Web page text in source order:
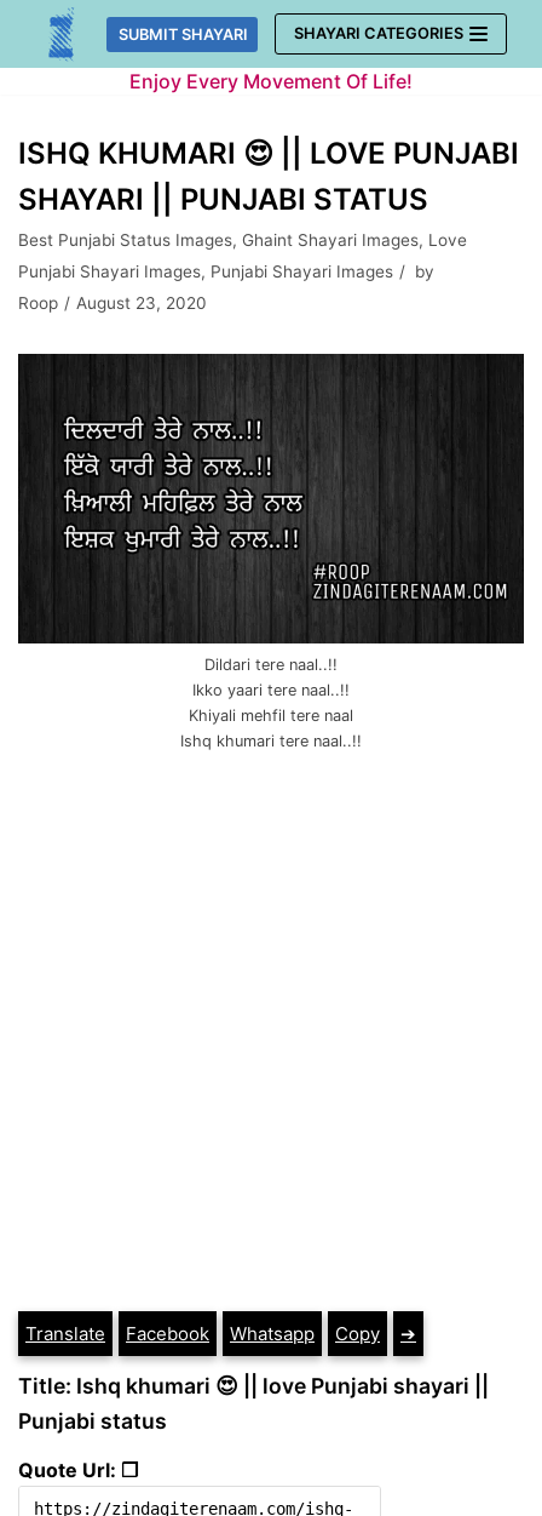
Skip
SUBMIT SHAYARI SHAYARI CATEGORIES
Enjoy Every Movement Of Life!
ISHQ KHUMARI 😍 || LOVE PUNJABI
SHAYARI || PUNJABI STATUS
Best Punjabi Status Images, Ghaint Shayari Images, Love
Punjabi Shayari Images, Punjabi Shayari Images
by
Roop
August 23, 2020
Dildari tere naal..!!
Ikko yaari tere naal..!!
Khiyali mehfil tere naal
Ishq khumari tere naal..!!
Translate Facebook Whatsapp Copy ➔
Title: Ishq khumari 😍 || love Punjabi shayari ||
Punjabi status
Quote Url: ❐